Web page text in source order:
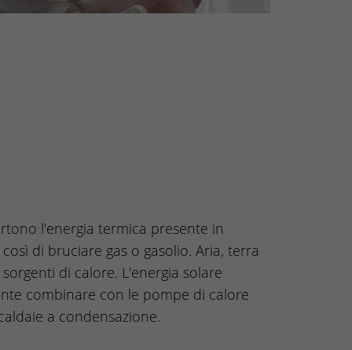
l'energia termica presente in
di bruciare gas o gasolio. Aria, terra
di calore. L'energia solare
combinare con le pompe di calore
a condensazione.